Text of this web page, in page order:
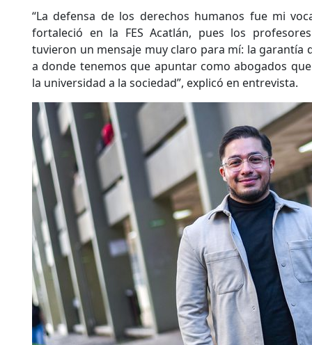
“La defensa de los derechos humanos fue mi
fortaleció en la FES Acatlán, pues los
tuvieron un mensaje muy claro para mí: la garantía
a donde tenemos que apuntar como abogados
la universidad a la sociedad”, explicó en entrevista.